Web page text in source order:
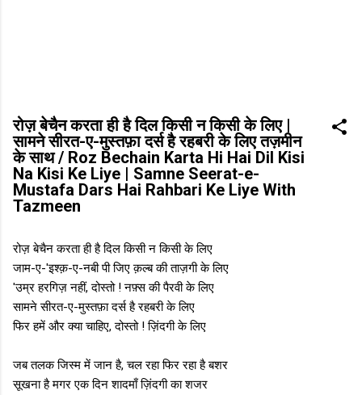
रोज़ बेचैन करता ही है दिल किसी न किसी के लिए |
सामने सीरत-ए-मुस्तफ़ा दर्स है रहबरी के लिए तज़मीन
के साथ / Roz Bechain Karta Hi Hai Dil Kisi
Na Kisi Ke Liye | Samne Seerat-e-
Mustafa Dars Hai Rahbari Ke Liye With
Tazmeen
रोज़ बेचैन करता ही है दिल किसी न किसी के लिए
जाम-ए-'इश्क़-ए-नबी पी जिए क़ल्ब की ताज़गी के लिए
'उम्र हरगिज़ नहीं, दोस्तो ! नफ़्स की पैरवी के लिए
सामने सीरत-ए-मुस्तफ़ा दर्स है रहबरी के लिए
फिर हमें और क्या चाहिए, दोस्तो ! ज़िंदगी के लिए
जब तलक जिस्म में जान है, चल रहा फिर रहा है बशर
सूखना है मगर एक दिन शादमाँ ज़िंदगी का शजर